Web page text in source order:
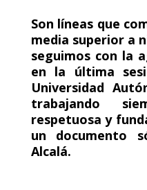
Son líneas que
media superior a
seguimos con la
en la última
Universidad
trabajando
respetuosa y
un documento
Alcalá.